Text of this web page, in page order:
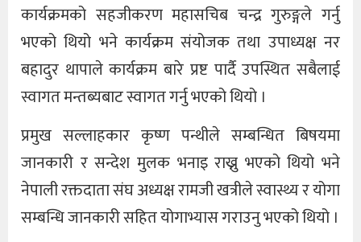
कार्यक्रमको सहजीकरण महासचिब चन्द्र गुरुङ्गले गर्नु
भएको थियो भने कार्यक्रम संयोजक तथा उपाध्यक्ष नर
बहादुर थापाले कार्यक्रम बारे प्रष्ट पार्दै उपस्थित सबैलाई
स्वागत मन्तब्यबाट स्वागत गर्नु भएको थियो ।
प्रमुख सल्लाहकार कृष्ण पन्थीले सम्बन्धित बिषयमा
जानकारी र सन्देश मुलक भनाइ राख्नु भएको थियो भने
नेपाली रक्तदाता संघ अध्यक्ष रामजी खत्रीले स्वास्थ्य र योगा
सम्बन्धि जानकारी सहित योगाभ्यास गराउनु भएको थियो ।